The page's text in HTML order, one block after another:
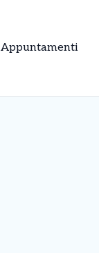
Appuntamenti